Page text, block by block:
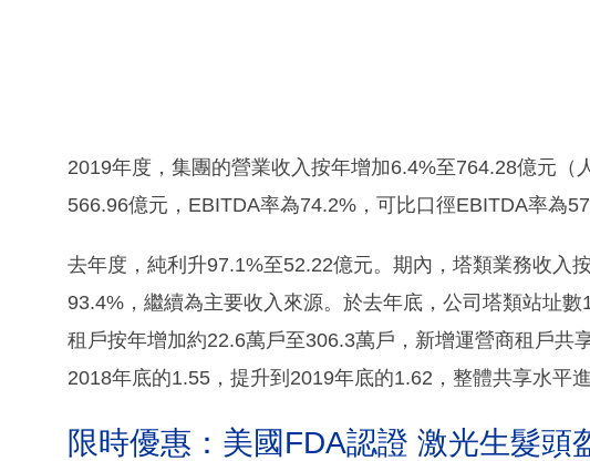
2019年度，集團的營業收入按年增加6.4%至764.28億元（
566.96億元，EBITDA率為74.2%，可比口徑EBITDA率為
去年度，純利升97.1%至52.22億元。期內，塔類業務收入
93.4%，繼續為主要收入來源。於去年底，公司塔類站址
租戶按年增加約22.6萬戶至306.3萬戶，新增運營商租戶共
2018年底的1.55，提升到2019年底的1.62，整體共享水平進
限時優惠：美國FDA認證 激光生髮頭